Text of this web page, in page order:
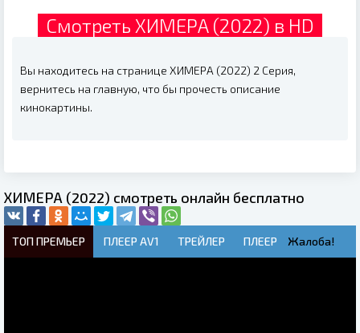
Смотреть ХИМЕРА (2022) в HD
Вы находитесь на странице ХИМЕРА (2022) 2 Серия,
вернитесь на главную, что бы прочесть описание
кинокартины.
ХИМЕРА (2022) смотреть онлайн бесплатно
ТОП ПРЕМЬЕР ПЛЕЕР AV1 ТРЕЙЛЕР ПЛЕЕР Жалоба!